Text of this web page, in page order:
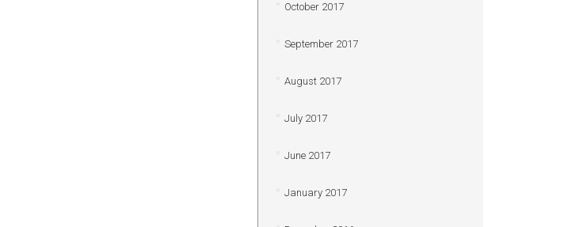
October 2017
September 2017
August 2017
July 2017
June 2017
January 2017